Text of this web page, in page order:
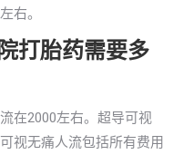
右。
打胎药需要多
在2000左右。超导可视
视无痛人流包括所有费用